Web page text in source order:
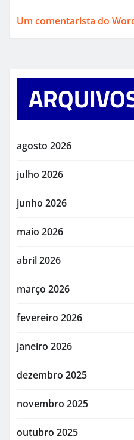
Um comentarista do
agosto 2026
julho 2026
junho 2026
maio 2026
abril 2026
março 2026
fevereiro 2026
janeiro 2026
dezembro 2025
novembro 2025
outubro 2025